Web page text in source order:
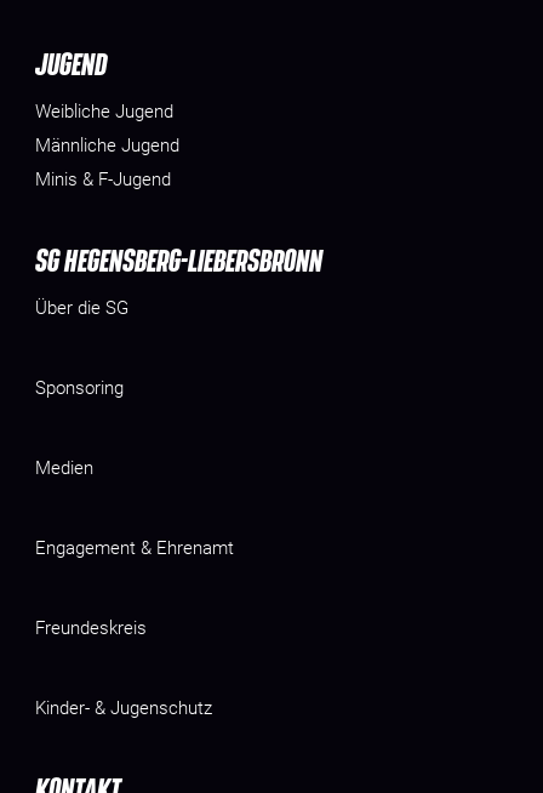
JUGEND
Weibliche Jugend
Männliche Jugend
Minis & F-Jugend
SG HEGENSBERG-LIEBERSBRONN
Über die SG
Sponsoring
Medien
Engagement & Ehrenamt
Freundeskreis
Kinder- & Jugenschutz